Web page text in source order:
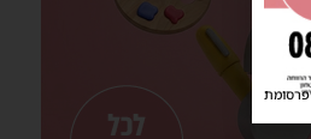
פרסומת